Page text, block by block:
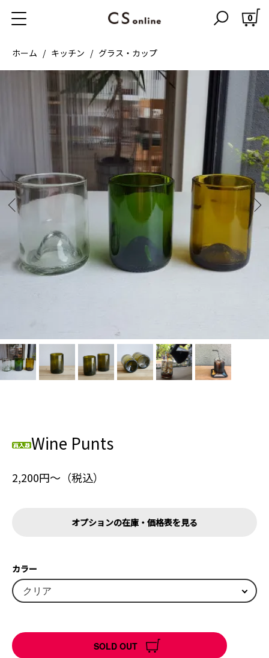
0
ホーム キッチン グラス・カップ
Wine Punts
2,200円〜（税込）
オプションの在庫・価格表を見る
カラー
SOLD OUT